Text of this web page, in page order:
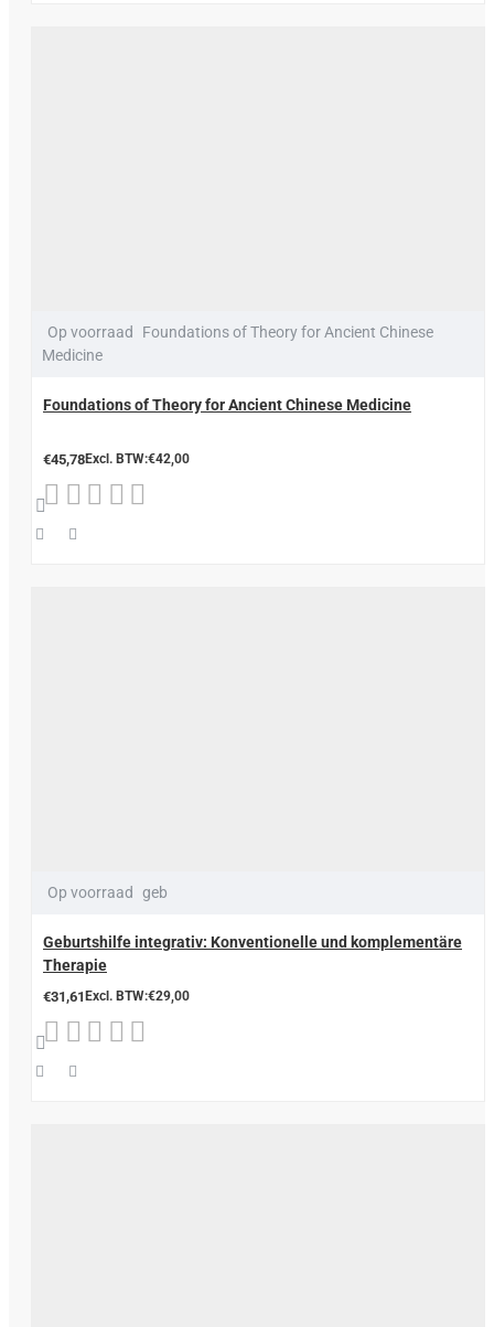
Op voorraad
Foundations of Theory for Ancient Chinese
Medicine
Foundations of Theory for Ancient Chinese Medicine
€45,78Excl. BTW:€42,00
Op voorraad geb
Geburtshilfe integrativ: Konventionelle und komplementäre
Therapie
€31,61 Excl. BTW:€29,00